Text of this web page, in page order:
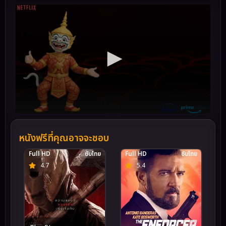
หนังฟรีที่คุณอาจจะชอบ
4.7
Full HD ซับไทย
5.4
Full HD ซับไทย